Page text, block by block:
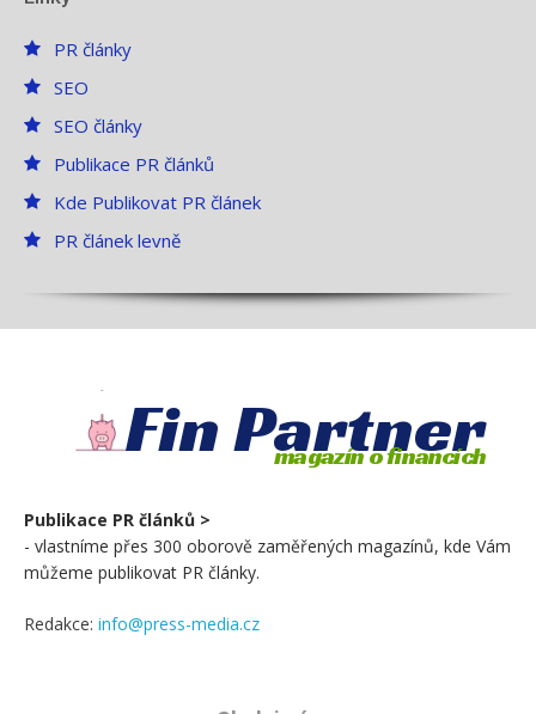
PR články
SEO
SEO články
Publikace PR článků
Kde Publikovat PR článek
PR článek levně
Fin Partner
magazín o financích
Publikace PR článků >
- vlastníme přes 300 oborově zaměřených magazínů, kde Vám
můžeme publikovat PR články.
Redakce: info@press-media.cz